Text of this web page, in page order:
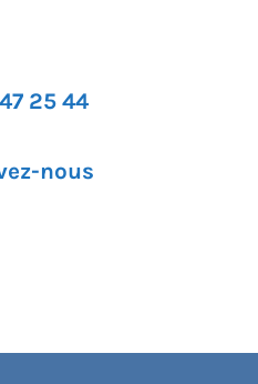
25 44
nous